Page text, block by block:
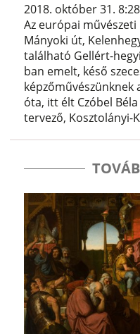
2018. október 31. 8:28
Az európai
Mányoki út,
található Gellért-
ban emelt, késő
képzőművészünknek
óta, itt élt Czóbel
tervező, Kosztolányi-